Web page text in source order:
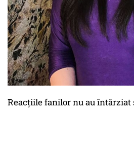
Reacțiile fanilor nu au întârziat